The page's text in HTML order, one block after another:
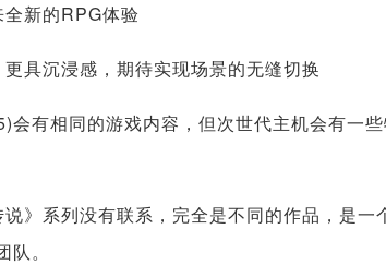
新的RPG体验
具沉浸感，期待实现场景的无缝切换
有相同的游戏内容，但次世代主机会有一
系列没有联系，完全是不同的作品，是一
。